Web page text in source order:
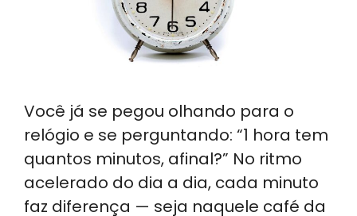
Você já se pegou olhando para o
relógio e se perguntando: “1 hora tem
quantos minutos, afinal?” No ritmo
acelerado do dia a dia, cada minuto
faz diferença — seja naquele café da